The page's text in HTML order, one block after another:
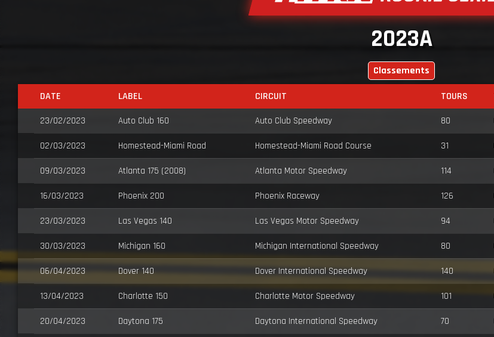
2023A
Classements
DATE LABEL CIRCUIT TOURS
23/02/2023 Auto Club 160 Auto Club Speedway 80
02/03/2023 Homestead-Miami Road Homestead-Miami Road Course 31
09/03/2023 Atlanta 175 (2008) Atlanta Motor Speedway 114
16/03/2023 Phoenix 200 Phoenix Raceway 126
23/03/2023 Las Vegas 140 Las Vegas Motor Speedway 94
30/03/2023 Michigan 160 Michigan International Speedway 80
06/04/2023 Dover 140 Dover International Speedway 140
13/04/2023 Charlotte 150 Charlotte Motor Speedway 101
20/04/2023 Daytona 175 Daytona International Speedway 70